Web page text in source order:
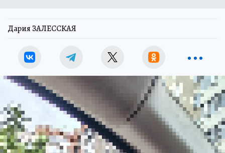
Дария ЗАЛЕССКАЯ